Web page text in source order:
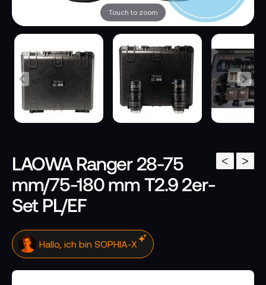
Touch to zoom
>
<
LAOWA Ranger 28-75
mm/75-180 mm T2.9 2er-
Set PL/EF
Hallo, ich bin SOPHIA-X